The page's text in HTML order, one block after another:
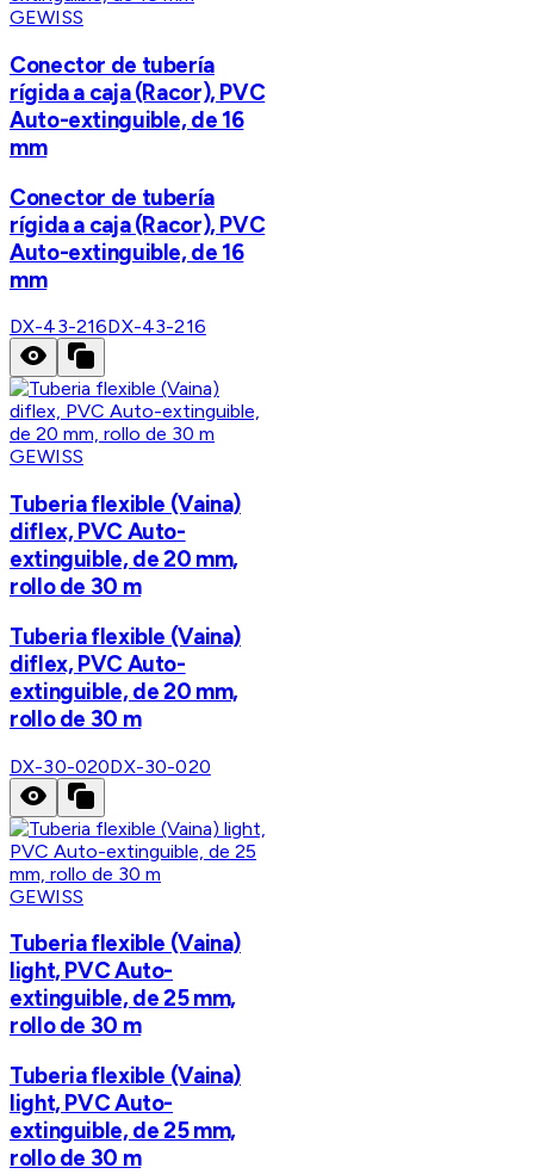
GEWISS
Conector de tubería
rígida a caja (Racor), PVC
Auto-extinguible, de 16
mm
Conector de tubería
rígida a caja (Racor), PVC
Auto-extinguible, de 16
mm
DX-43-216DX-43-216
GEWISS
Tuberia flexible (Vaina)
diflex, PVC Auto-
extinguible, de 20 mm,
rollo de 30 m
Tuberia flexible (Vaina)
diflex, PVC Auto-
extinguible, de 20 mm,
rollo de 30 m
DX-30-020DX-30-020
GEWISS
Tuberia flexible (Vaina)
light, PVC Auto-
extinguible, de 25 mm,
rollo de 30 m
Tuberia flexible (Vaina)
light, PVC Auto-
extinguible, de 25 mm,
rollo de 30 m